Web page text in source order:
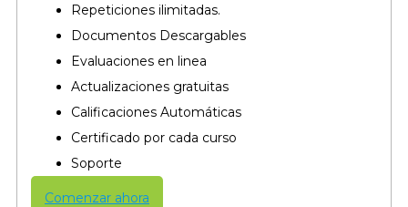
Repeticiones ilimitadas.
Documentos Descargables
Evaluaciones en linea
Actualizaciones gratuitas
Calificaciones Automáticas
Certificado por cada curso​
Soporte
Comenzar ahora